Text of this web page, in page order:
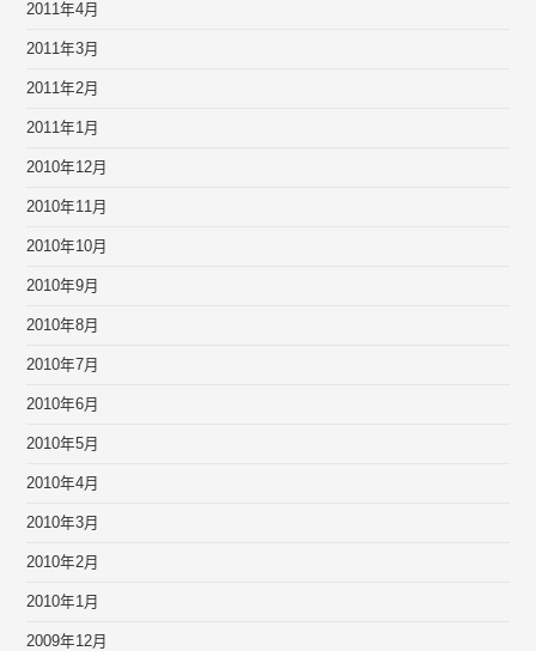
2011年4月
2011年3月
2011年2月
2011年1月
2010年12月
2010年11月
2010年10月
2010年9月
2010年8月
2010年7月
2010年6月
2010年5月
2010年4月
2010年3月
2010年2月
2010年1月
2009年12月